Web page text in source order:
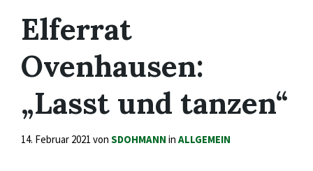
Elferrat
Ovenhausen:
„Lasst und tanzen“
14. Februar 2021 von SDOHMANN in ALLGEMEIN